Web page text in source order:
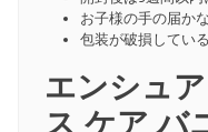
お子様の手の届か
包装が破損してい
エンシュ
ス ケア バ